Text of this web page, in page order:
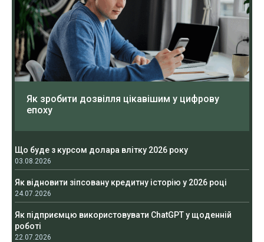
Як зробити дозвілля цікавішим у цифрову
епоху
Що буде з курсом долара влітку 2026 року
03.08.2026
Як відновити зіпсовану кредитну історію у 2026 році
24.07.2026
Як підприємцю використовувати ChatGPT у щоденній
роботі
22.07.2026